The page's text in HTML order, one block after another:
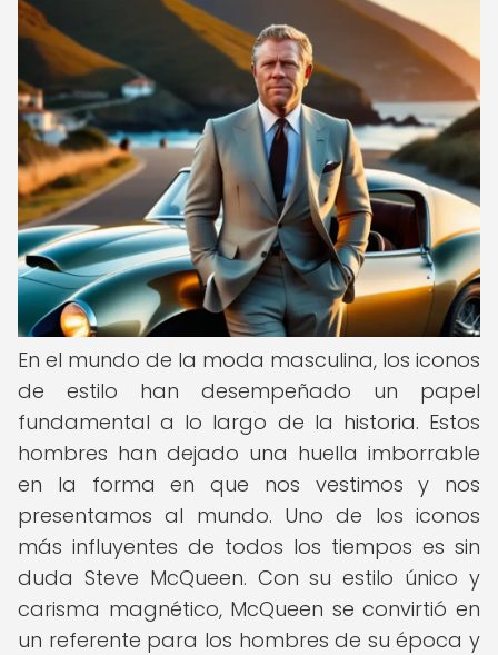
En el mundo de la moda masculina, los iconos
de estilo han desempeñado un papel
fundamental a lo largo de la historia. Estos
hombres han dejado una huella imborrable
en la forma en que nos vestimos y nos
presentamos al mundo. Uno de los iconos
más influyentes de todos los tiempos es sin
duda Steve McQueen. Con su estilo único y
carisma magnético, McQueen se convirtió en
un referente para los hombres de su época y